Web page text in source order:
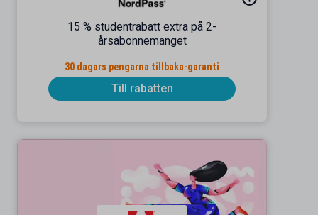
15 % studentrabatt extra på 2-
årsabonnemanget
30 dagars pengarna tillbaka-garanti
Till rabatten